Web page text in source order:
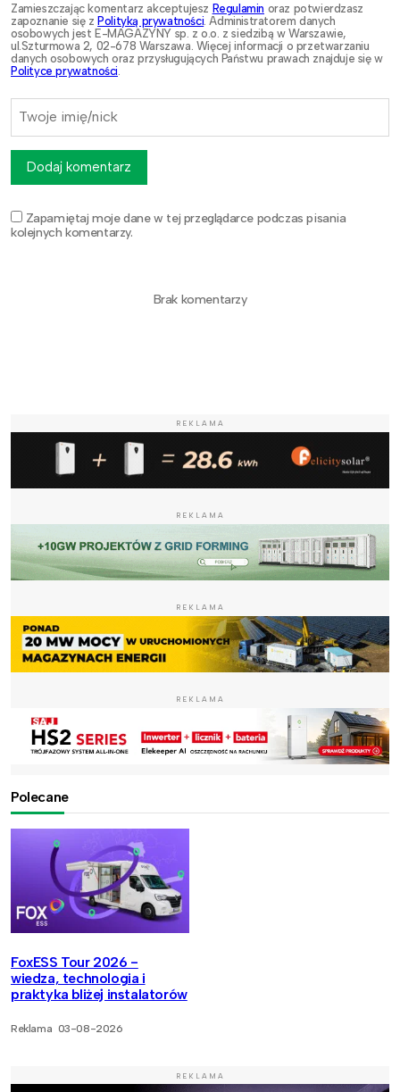
Zamieszczając komentarz akceptujesz Regulamin oraz potwierdzasz
zapoznanie się zPolityką prywatności . Administratorem danych
osobowych jest E-MAGAZYNY sp. z o.o. z siedzibą w Warszawie,
ul.Szturmowa 2, 02-678 Warszawa. Więcej informacji o przetwarzaniu
danych osobowych oraz przysługujących Państwu prawach znajduje się w
Polityce prywatności
Zapamiętaj moje dane w tej przeglądarce podczas pisania
kolejnych komentarzy.
Dodaj komentarz
Brak komentarzy
REKLAMA
REKLAMA
REKLAMA
REKLAMA
Polecane
FoxESS Tour 2026 -
wiedza, technologia i
praktyka bliżej instalatorów
Reklama 03-08-2026
REKLAMA